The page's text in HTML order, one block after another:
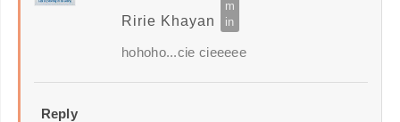
Ririe Khayan
hohoho...cie cieeeee
Reply